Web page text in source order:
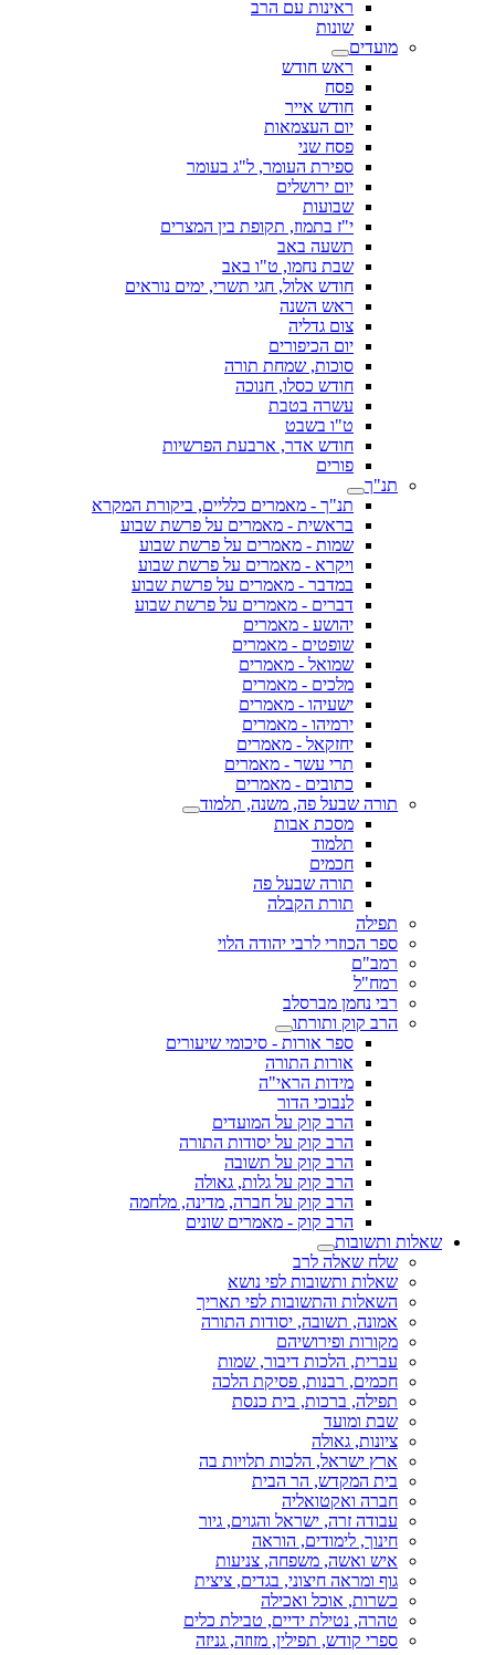
ראינות עם הרב
שונות
מועדים
ראש חודש
פסח
חודש אייר
יום העצמאות
פסח שני
ספירת העומר, ל"ג בעומר
יום ירושלים
שבועות
י"ז בתמוז, תקופת בין המצרים
תשעה באב
שבת נחמו, ט"ו באב
חודש אלול, חגי תשרי, ימים נוראים
ראש השנה
צום גדליה
יום הכיפורים
סוכות, שמחת תורה
חודש כסלו, חנוכה
עשרה בטבת
ט"ו בשבט
חודש אדר, ארבעת הפרשיות
פורים
תנ"ך
תנ"ך - מאמרים כלליים, ביקורת המקרא
בראשית - מאמרים על פרשת שבוע
שמות - מאמרים על פרשת שבוע
ויקרא - מאמרים על פרשת שבוע
במדבר - מאמרים על פרשת שבוע
דברים - מאמרים על פרשת שבוע
יהושע - מאמרים
שופטים - מאמרים
שמואל - מאמרים
מלכים - מאמרים
ישעיהו - מאמרים
ירמיהו - מאמרים
יחזקאל - מאמרים
תרי עשר - מאמרים
כתובים - מאמרים
תורה שבעל פה, משנה, תלמוד
מסכת אבות
תלמוד
חכמים
תורה שבעל פה
תורת הקבלה
תפילה
ספר הכוזרי לרבי יהודה הלוי
רמב"ם
רמח"ל
רבי נחמן מברסלב
הרב קוק ותורתו
ספר אורות - סיכומי שיעורים
אורות התורה
מידות הראי"ה
לנבוכי הדור
הרב קוק על המועדים
הרב קוק על יסודות התורה
הרב קוק על תשובה
הרב קוק על גלות, גאולה
הרב קוק על חברה, מדינה, מלחמה
הרב קוק - מאמרים שונים
שאלות ותשובות
שלח שאלה לרב
שאלות ותשובות לפי נושא
השאלות והתשובות לפי תאריך
אמונה, תשובה, יסודות התורה
מקורות ופירושיהם
עברית, הלכות דיבור, שמות
חכמים, רבנות, פסיקת הלכה
תפילה, ברכות, בית כנסת
שבת ומועד
ציונות, גאולה
ארץ ישראל, הלכות תלויות בה
בית המקדש, הר הבית
חברה ואקטואליה
עבודה זרה, ישראל והגוים, גיור
חינוך, לימודים, הוראה
איש ואשה, משפחה, צניעות
גוף ומראה חיצוני, בגדים, ציצית
כשרות, אוכל ואכילה
טהרה, נטילת ידיים, טבילת כלים
ספרי קודש, תפילין, מזוזה, גניזה